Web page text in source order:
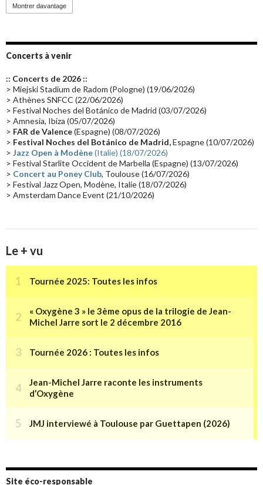
Groupe de Recherche Musicale
Passages radio Vidéo Jarrecast (16) Synthé 80's
Les concerts en Chine(16) Cinéma
Synthé Roland(15) Belgique(15)
(14) Astronomie (14) (14)
Tournée 2025(14) 2024(14) Chine(13)
Montrer davantage
Concerts à venir
:: Concerts de 2026 ::
> Miejski Stadium de Radom (Pologne) (19/06/2026)
> Athènes SNFCC (22/06/2026)
> Festival Noches del Botánico de Madrid (03/07/2026)
> Amnesia, Ibiza (05/07/2026)
> FAR de Valence(Espagne) (08/07/2026)
> Festival Noches del Botánico de Madrid,Espagne (10/07/2026)
> Jazz Open à Modène(Italie) (18/07/2026)
> Festival Starlite Occident de Marbella (Espagne) (13/07/2026)
> Concert au Poney Club, Toulouse (16/07/2026)
> Festival Jazz Open, Modène, Italie (18/07/2026)
> Amsterdam Dance Event (21/10/2026)
Le + vu
Site éco-responsable